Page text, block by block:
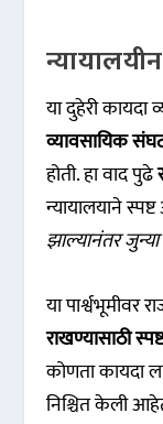
या दुहेरी कायदा
व्यावसायिक
होती. हा वाद पुढे
न्यायालयाने
झाल्यानंतर जुन्या
या
राखण्यासाठी
कोणता कायदा
निश्चित केली